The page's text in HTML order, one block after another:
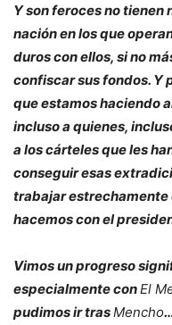
Y son feroces no tienen
nación en los que
duros con ellos, si no
confiscar sus fondos. Y
que estamos haciendo
incluso a quienes,
a los cárteles que les
conseguir esas
trabajar estrechamente
hacemos con el
Vimos un progreso
especialmente conEl
pudimos ir trasMencho